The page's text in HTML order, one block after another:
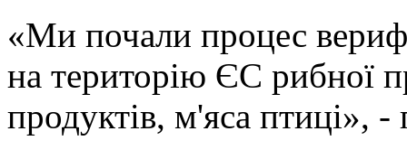
«Ми почали процес
на територію ЄС рибної
продуктів, м'яса птиці», -